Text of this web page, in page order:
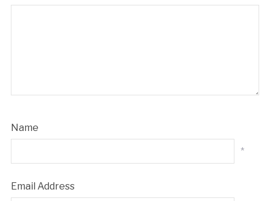
Name
*
Email Address